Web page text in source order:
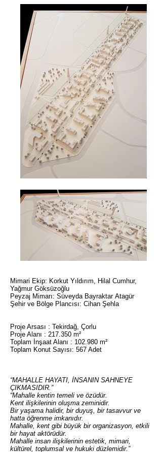
Mimari Ekip: Korkut Yıldırım, Hilal Cumhur,
Yağmur Göksüzoğlu
Peyzaj Mimarı: Süveyda Bayraktar Atagür
Şehir ve Bölge Plancısı: Cihan Şehla
Proje Arsası : Tekirdağ, Çorlu
Proje Alanı : 217.350 m²
Toplam İnşaat Alanı : 102.980 m²
Toplam Konut Sayısı: 567 Adet
“MAHALLE HAYATI, İNSANIN SAHNEYE
ÇIKMASIDIR.”
“Mahalle kentin temeli ve özüdür.
Kent ilişkilerinin oluşma zeminidir.
Bir yaşama halidir, bir duyuş, bir tasavvur ve
hatta öğrenme imkanıdır.
Mahalle, kent gibi büyük bir organizasyon, etkili
bir hayat aktörüdür.
Mahalle insan ilişkilerinin estetik, mimari,
kültürel, toplumsal ve hukuki düzlemidir.”